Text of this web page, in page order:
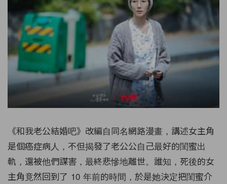
《和我老公結婚吧》改編自同名網路漫畫，講述女主角
是個癌症病人，不但揭發了老公公自己最好的閨蜜出
軌，還被他們謀害，最終悲慘地離世。誰知，死後的女
主角竟然回到了 10 年前的時間，於是她決定把閨蜜介